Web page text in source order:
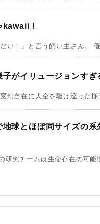
kawaii！
い！」と言う飼い主さん。
がイリュージョンすぎ
幻自在に大空を駆け巡った様
球とほぼ同サイズの
研究チームは生命存在の可能